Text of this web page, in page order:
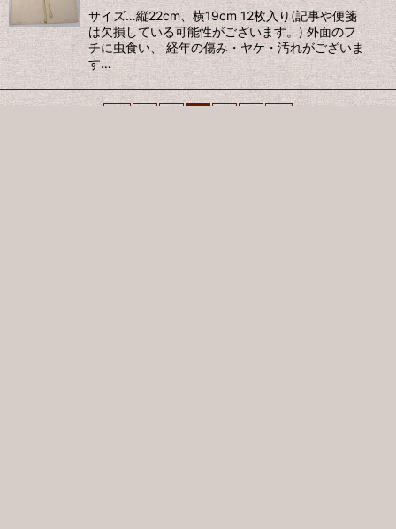
サイズ…縦22cm、横19cm 12枚入り(記事や便箋
は欠損している可能性がございます。) 外面のフ
チに虫食い、 経年の傷み・ヤケ・汚れがございま
す…